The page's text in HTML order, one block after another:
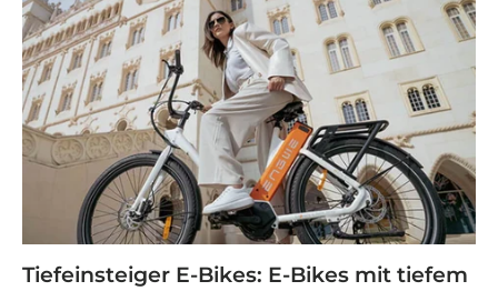
Tiefeinsteiger E-Bikes: E-Bikes mit tiefem